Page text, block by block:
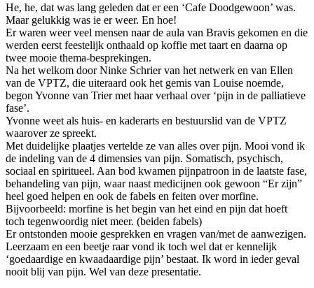
He, he, dat was lang geleden dat er een ‘Cafe Doodgewoon’ was.
Maar gelukkig was ie er weer. En hoe!
Er waren weer veel mensen naar de aula van Bravis gekomen en die
werden eerst feestelijk onthaald op koffie met taart en daarna op
twee mooie thema-besprekingen.
Na het welkom door Ninke Schrier van het netwerk en van Ellen
van de VPTZ, die uiteraard ook het gemis van Louise noemde,
begon Yvonne van Trier met haar verhaal over ‘pijn in de palliatieve
fase’.
Yvonne weet als huis- en kaderarts en bestuurslid van de VPTZ
waarover ze spreekt.
Met duidelijke plaatjes vertelde ze van alles over pijn. Mooi vond ik
de indeling van de 4 dimensies van pijn. Somatisch, psychisch,
sociaal en spiritueel. Aan bod kwamen pijnpatroon in de laatste fase,
behandeling van pijn, waar naast medicijnen ook gewoon “Er zijn”
heel goed helpen en ook de fabels en feiten over morfine.
Bijvoorbeeld: morfine is het begin van het eind en pijn dat hoeft
toch tegenwoordig niet meer. (beiden fabels)
Er ontstonden mooie gesprekken en vragen van/met de aanwezigen.
Leerzaam en een beetje raar vond ik toch wel dat er kennelijk
‘goedaardige en kwaadaardige pijn’ bestaat. Ik word in ieder geval
nooit blij van pijn. Wel van deze presentatie.